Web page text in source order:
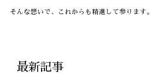
そんな想いで、これからも精進して参ります。
最新記事